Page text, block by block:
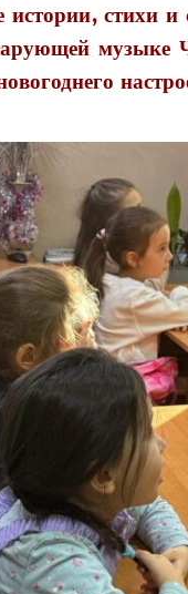
истории, стихи
музыке